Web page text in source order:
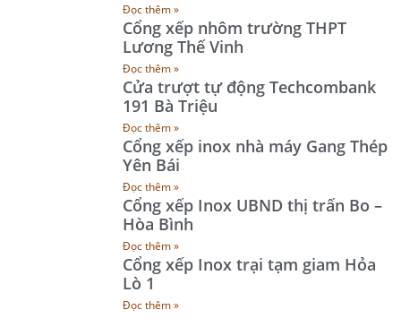
Đọc thêm »
Cổng xếp nhôm trường THPT
Lương Thế Vinh
Đọc thêm »
Cửa trượt tự động Techcombank
191 Bà Triệu
Đọc thêm »
Cổng xếp inox nhà máy Gang Thép
Yên Bái
Đọc thêm »
Cổng xếp Inox UBND thị trấn Bo –
Hòa Bình
Đọc thêm »
Cổng xếp Inox trại tạm giam Hỏa
Lò 1
Đọc thêm »